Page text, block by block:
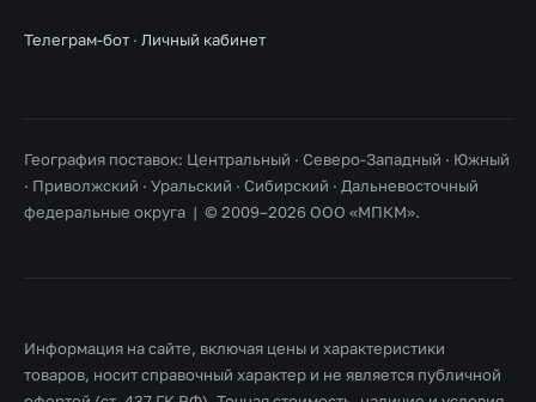
Телеграм-бот · Личный кабинет
География поставок: Центральный · Северо-Западный · Южный
· Приволжский · Уральский · Сибирский · Дальневосточный
федеральные округа | © 2009–2026 ООО «МПКМ».
Информация на сайте, включая цены и характеристики
товаров, носит справочный характер и не является публичной